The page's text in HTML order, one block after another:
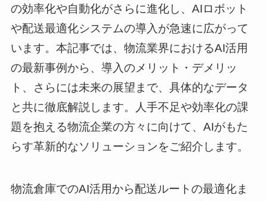
の効率化や自動化がさらに進化し、AIロボット
や配送最適化システムの導入が急速に広がって
います。本記事では、物流業界におけるAI活用
の最新事例から、導入のメリット・デメリッ
ト、さらには未来の展望まで、具体的なデータ
と共に徹底解説します。人手不足や効率化の課
題を抱える物流企業の方々に向けて、AIがもた
らす革新的なソリューションをご紹介します。
物流倉庫でのAI活用から配送ルートの最適化ま